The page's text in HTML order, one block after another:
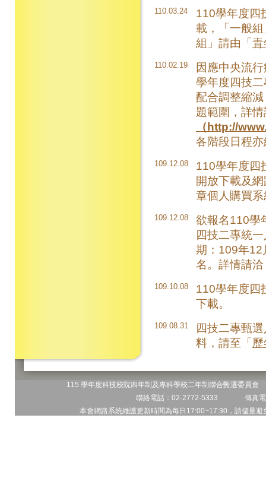
110.03.24
110學年度四
載，「一般
組」請由「青
110.02.19
因應中央流
學年度四技
配合調整縮
題範圍，詳
（http://
各階段日程
109.12.08
110學年度四
開放下載及
章個人購買
109.12.08
欲報名110學
四技二專統
期：109年12
名。詳情請
109.10.08
110學年度四
下載。
109.08.31
四技二專甄
料，請至「
115 學年度科技校院四年制及專科學校二年制聯合甄選委員
聯絡電話：02-2772-5333 傳真
本會網路系統維護更新時間為每日17:00~17:30，請儘量